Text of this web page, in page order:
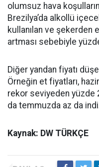
olumsuz hava
Brezilya’da alkollü
kullanılan ve şekerden
artması sebebiyle
Diğer yandan fiyatı
Örneğin et fiyatları,
rekor seviyeden yüzde
da temmuzda az da
Kaynak: DW TÜRKÇE